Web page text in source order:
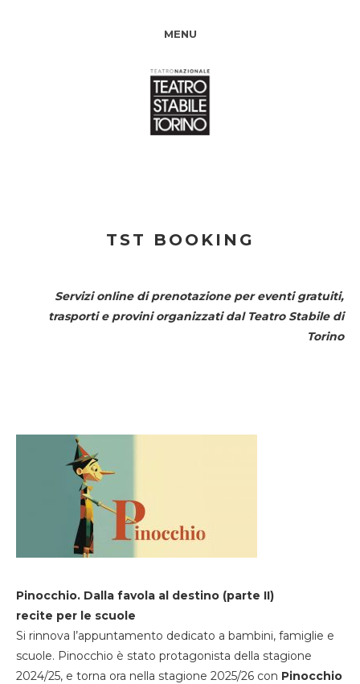
MENU
TST BOOKING
Servizi online di prenotazione per eventi gratuiti,
trasporti e provini organizzati dal Teatro Stabile di
Torino
Pinocchio. Dalla favola al destino (parte II)
recite per le scuole
Si rinnova l’appuntamento dedicato a bambini, famiglie e
scuole. Pinocchio è stato protagonista della stagione
2024/25, e torna ora nella stagione 2025/26 con Pinocchio